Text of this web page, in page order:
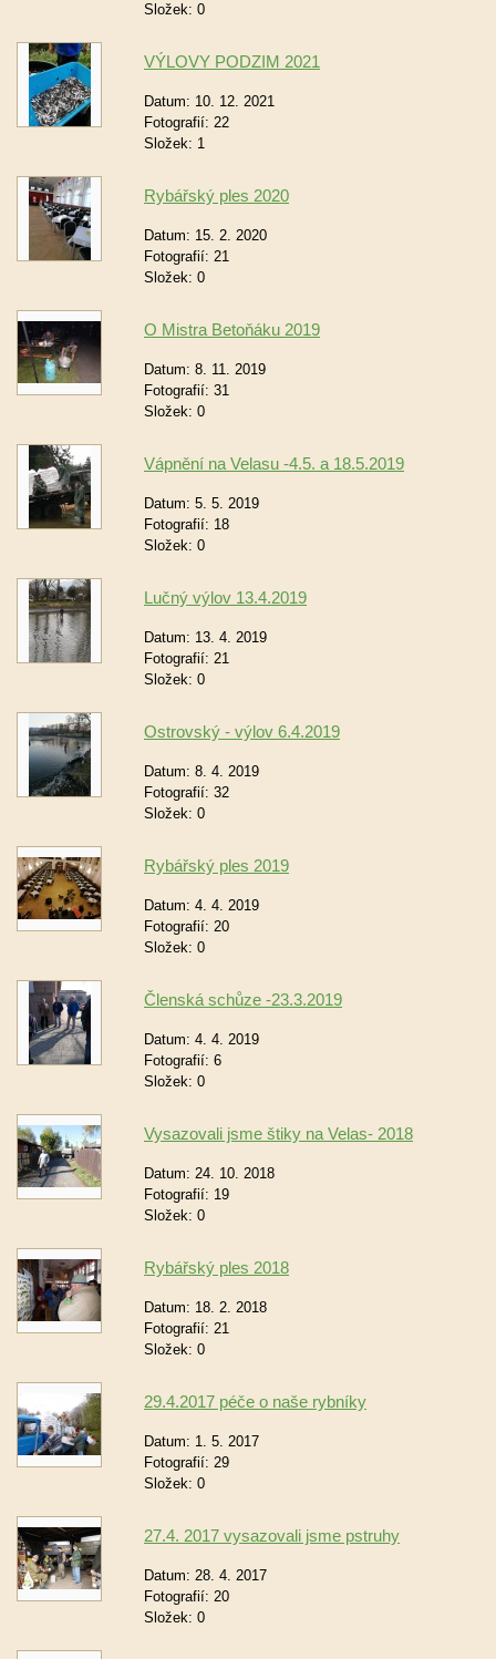
Složek: 0
VÝLOVY PODZIM 2021
Datum: 10. 12. 2021
Fotografií: 22
Složek: 1
Rybářský ples 2020
Datum: 15. 2. 2020
Fotografií: 21
Složek: 0
O Mistra Betoňáku 2019
Datum: 8. 11. 2019
Fotografií: 31
Složek: 0
Vápnění na Velasu -4.5. a 18.5.2019
Datum: 5. 5. 2019
Fotografií: 18
Složek: 0
Lučný výlov 13.4.2019
Datum: 13. 4. 2019
Fotografií: 21
Složek: 0
Ostrovský - výlov 6.4.2019
Datum: 8. 4. 2019
Fotografií: 32
Složek: 0
Rybářský ples 2019
Datum: 4. 4. 2019
Fotografií: 20
Složek: 0
Členská schůze -23.3.2019
Datum: 4. 4. 2019
Fotografií: 6
Složek: 0
Vysazovali jsme štiky na Velas- 2018
Datum: 24. 10. 2018
Fotografií: 19
Složek: 0
Rybářský ples 2018
Datum: 18. 2. 2018
Fotografií: 21
Složek: 0
29.4.2017 péče o naše rybníky
Datum: 1. 5. 2017
Fotografií: 29
Složek: 0
27.4. 2017 vysazovali jsme pstruhy
Datum: 28. 4. 2017
Fotografií: 20
Složek: 0